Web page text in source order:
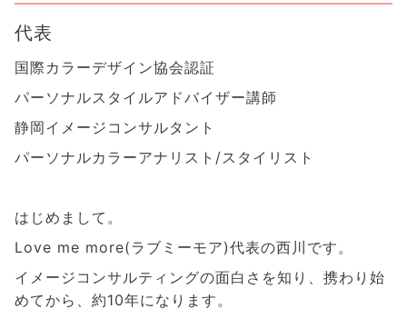
代表
国際カラーデザイン協会認証
パーソナルスタイルアドバイザー講師
静岡イメージコンサルタント
パーソナルカラーアナリスト/スタイリスト
はじめまして。
Love me more(ラブミーモア)代表の西川です。
イメージコンサルティングの面白さを知り、携わり始
めてから、約10年になります。